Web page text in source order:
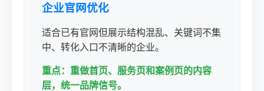
企业官网优化
适合已有官网但展示结构混乱、关键词不集
中、转化入口不清晰的企业。
重点：重做首页、服务页和案例页的内容
层，统一品牌信号。